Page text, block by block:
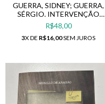
GUERRA, SIDNEY; GUERRA,
SÉRGIO. INTERVENÇÃO
ESTATAL AMBIENTAL:
LICENCIAMENTO E
COMPENSAÇÃO DE ACORDO
R$48,00
3X DE R$16,00SEM JUROS